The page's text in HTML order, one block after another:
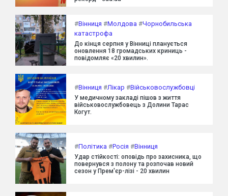
#Вінниця #Молдова #Чорнобильська
катастрофа
До кінця серпня у Вінниці планується
оновлення 18 громадських криниць -
повідомляє «20 хвилин».
#Вінниця #Лікар #Військовослужбовці
У медичному закладі пішов з життя
військовослужбовець з Долини Тарас
Когут.
#Політика #Росія #Вінниця
Удар стійкості: оповідь про захисника, що
повернувся з полону та розпочав новий
сезон у Прем'єр-лізі - 20 хвилин